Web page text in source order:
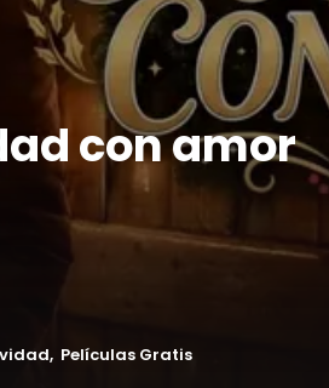
con amor
Películas Gratis